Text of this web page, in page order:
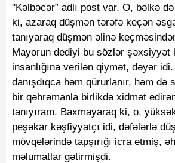
"Kəlbəcər” adlı post var. O, bəlkə
ki, azaraq düşmən tərəfə keçən
tanıyaraq düşmən əlinə
Mayorun dediyi bu sözlər şəxsiyyət
insanlığına verilən qiymət, dəyər
danışdıqca həm qürurlanır, həm
bir qəhrəmanla birlikdə xidmət
tanıyıram. Baxmayaraq ki, o,
peşəkar kəşfiyyatçı idi, dəfələrlə
mövqelərində tapşırığı icra etmiş,
məlumatlar gətirmişdi.